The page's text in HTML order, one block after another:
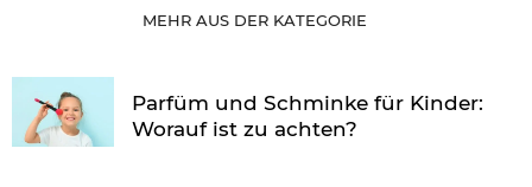
MEHR AUS DER KATEGORIE
Parfüm und Schminke für Kinder:
Worauf ist zu achten?